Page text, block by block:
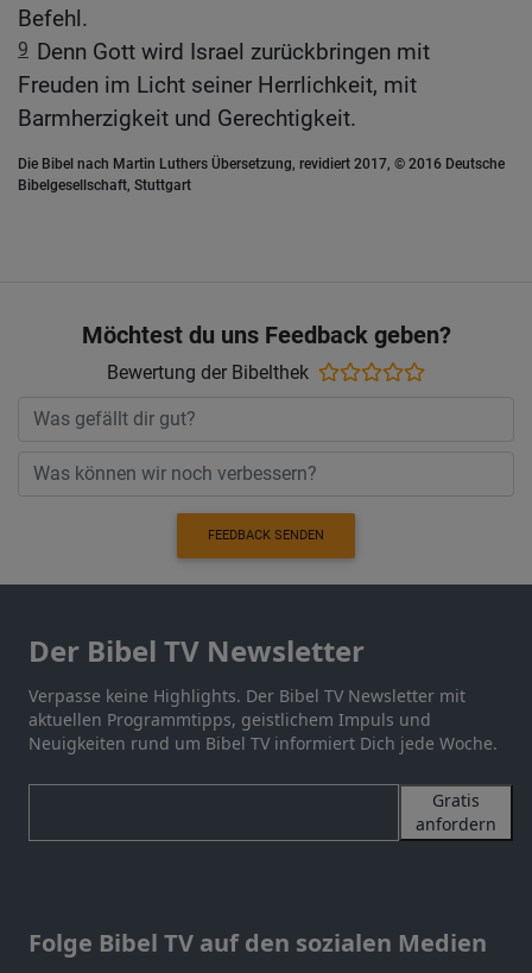
Befehl.
9 Denn Gott wird Israel zurückbringen mit
Freuden im Licht seiner Herrlichkeit, mit
Barmherzigkeit und Gerechtigkeit.
Die Bibel nach Martin Luthers Übersetzung, revidiert 2017, © 2016 Deutsche
Bibelgesellschaft, Stuttgart
Möchtest du uns Feedback geben?
Bewertung der Bibelthek
FEEDBACK SENDEN
Der Bibel TV Newsletter
Verpasse keine Highlights. Der Bibel TV Newsletter mit
aktuellen Programmtipps, geistlichem Impuls und
Neuigkeiten rund um Bibel TV informiert Dich jede Woche.
Gratis
anfordern
Folge Bibel TV auf den sozialen Medien